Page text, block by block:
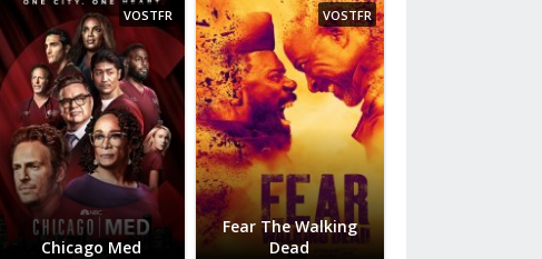
Judiciaire
Musical
Policier
Romance
Science fiction
Thriller
Western
VOSTFR
Chicago Med
VOSTFR
Fear The Walking
Dead